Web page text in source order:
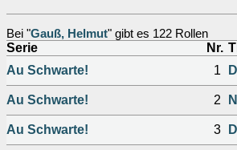
Bei "Gauß, Helmut" gibt es 122 Rollen
Serie Nr.
Au Schwarte!
1
Au Schwarte! 2
Au Schwarte! 3